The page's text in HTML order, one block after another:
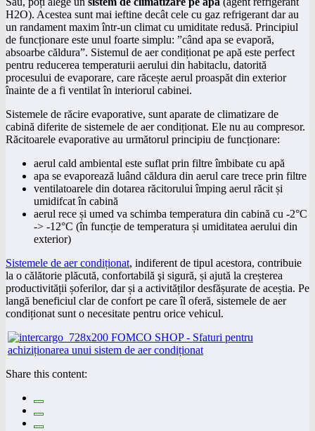
H2O). Acestea sunt mai ieftine decât cele cu gaz refrigerant dar au
un randament maxim într-un climat cu umiditate redusă. Principiul
de funcționare este unul foarte simplu: ”când apa se evaporă,
absoarbe căldura”. Sistemul de aer condiționat pe apă este perfect
pentru reducerea temperaturii aerului din habitaclu, datorită
procesului de evaporare, care răcește aerul proaspăt din exterior
înainte de a fi ventilat în interiorul cabinei.
Sistemele de răcire evaporative, sunt aparate de climatizare de
cabină diferite de sistemele de aer condiționat. Ele nu au compresor.
Răcitoarele evaporative au următorul principiu de funcționare:
aerul cald ambiental este suflat prin filtre îmbibate cu apă
apa se evaporează luând căldura din aerul care trece prin filtre
ventilatoarele din dotarea răcitorului împing aerul răcit și
umidifcat în cabină
aerul rece și umed va schimba temperatura din cabină cu -2°C
-> -12°C (în funcție de temperatura și umiditatea aerului din
exterior)
Sistemele de aer condiționat, indiferent de tipul acestora, contribuie
la o călătorie plăcută, confortabilă şi sigură, și ajută la creșterea
productivității șoferilor, dar și a activităților desfășurate de aceștia. Pe
langă beneficiul clar de confort pe care îl oferă, sistemele de aer
condiționat sunt o necesitate pentru orice vehicul.
Share this content: